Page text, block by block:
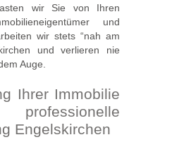
wir Sie von Ihren
und
wir stets “nah am
und verlieren nie
Auge.
Ihrer Immobilie
Engelskirchen